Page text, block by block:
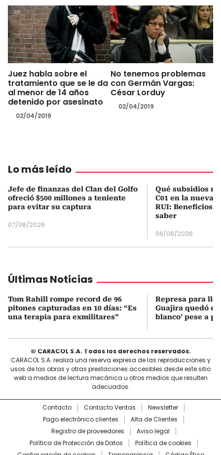
Juez habla sobre el
tratamiento que se le da
al menor de 14 años
detenido por asesinato
02/04/2019
No tenemos problemas
con Germán Vargas:
César Lorduy
02/04/2019
Lo más leído
Jefe de finanzas del Clan del Golfo
ofreció $500 millones a teniente
para evitar su captura
07/08/2026
Qué subsidios
C01 en la nueva
RUI: Beneficios
saber
06/08/2026
Últimas Noticias
Tom Rahill rompe record de 96
pitones capturadas en 10 días: “Es
una terapia para exmilitares”
Represa para
Guajira quedó en
blanco’ pese a
© CARACOL S.A. Todos los derechos reservados.
CARACOL S.A. realiza una reserva expresa de las reproducciones y
usos de las obras y otras prestaciones accesibles desde este sitio
web a medios de lectura mecánica u otros medios que resulten
adecuados.
Contacto Contacto Ventas
Newsletter
Pago electrónico clientes
Alta de Clientes
Registro de proveedores
Aviso legal
Política de Protección de Datos
Política de cookies